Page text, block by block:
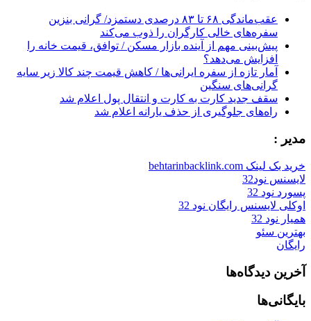
عقب‌ماندگی ۶۸ تا ۸۳ درصدی دستمزد/ گرانی بنزین
سفره‌های خالی کارگران را ذوب می‌کند
پیش‌بینی مهم از آینده بازار مسکن / توافق، قیمت خانه را
افزایش می‌دهد؟
آمار تازه از سفره ایرانی‌ها / کاهش قیمت چند کالا زیر سایه
گرانی‌های سنگین
سقف جدید کارت به کارت و انتقال پول اعلام شد
راه‌های جلوگیری از حذف یارانه اعلام شد
مدیر :
خرید بک لینک behtarinbacklink.com
لایسنس نود32
پسورد نود 32
اوکلی لایسنس رایگان نود 32
همیار نود 32
بهترین سئو
رایگان
آخرین دیدگاه‌ها
بایگانی‌ها